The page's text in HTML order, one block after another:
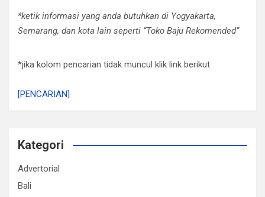
*ketik informasi yang anda butuhkan di Yogyakarta,
Semarang, dan kota lain seperti “Toko Baju Rekomended”
*jika kolom pencarian tidak muncul klik link berikut
[PENCARIAN]
Kategori
Advertorial
Bali